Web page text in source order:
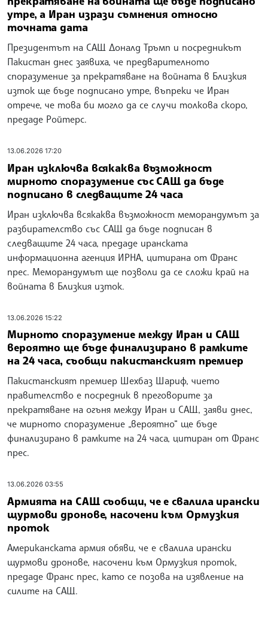
утре, а Иран изрази съмнения относно
точната дата
Президентът на САЩ Доналд Тръмп и посредникът
Пакистан днес заявиха, че предварителното
споразумение за прекратяване на войната в Близкия
изток ще бъде подписано утре, въпреки че Иран
отрече, че това би могло да се случи толкова скоро,
предаде Ройтерс.
13.06.2026 17:20
Иран изключва всякаква възможност
мирното споразумение със САЩ да бъде
подписано в следващите 24 часа
Иран изключва всякаква възможност меморандумът за
разбирателство със САЩ да бъде подписан в
следващите 24 часа, предаде иранската
информационна агенция ИРНА, цитирана от Франс
прес. Меморандумът ще позволи да се сложи край на
войната в Близкия изток.
13.06.2026 15:22
Мирното споразумение между Иран и САЩ
вероятно ще бъде финализирано в рамките
на 24 часа, съобщи пакистанският премиер
Пакистанският премиер Шехбаз Шариф, чието
правителство е посредник в преговорите за
прекратяване на огъня между Иран и САЩ, заяви днес,
че мирното споразумение „вероятно“ ще бъде
финализирано в рамките на 24 часа, цитиран от Франс
прес.
13.06.2026 03:55
Армията на САЩ съобщи, че е свалила ирански
щурмови дронове, насочени към Ормузкия
проток
Американската армия обяви, че е свалила ирански
щурмови дронове, насочени към Ормузкия проток,
предаде Франс прес, като се позова на изявление на
силите на САЩ.